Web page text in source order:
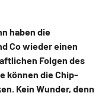
haben die
Co wieder einen
Folgen des
können die Chip-
Kein Wunder, denn